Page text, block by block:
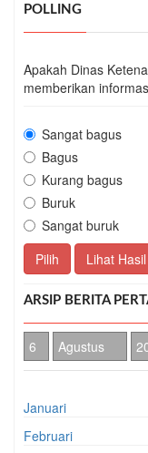
POLLING
Apakah Dinas
memberikan
Sangat bagus
Bagus
Kurang bagus
Buruk
Sangat buruk
Pilih
Lihat Hasil
ARSIP BERITA
Januari
Februari